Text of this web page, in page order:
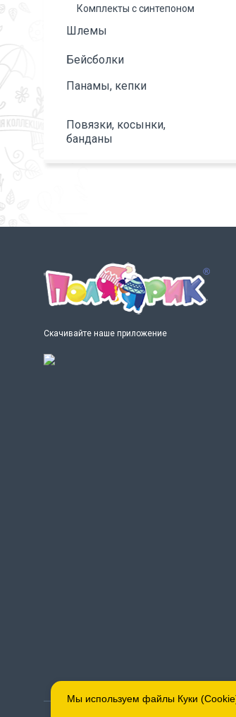
Комплекты с синтепоном
Шлемы
Бейсболки
Панамы, кепки
Повязки, косынки,
банданы
Скачивайте наше приложение
Мы используем файлы Куки